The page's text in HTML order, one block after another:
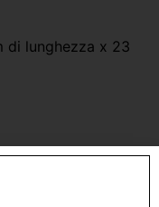
di lunghezza x 23